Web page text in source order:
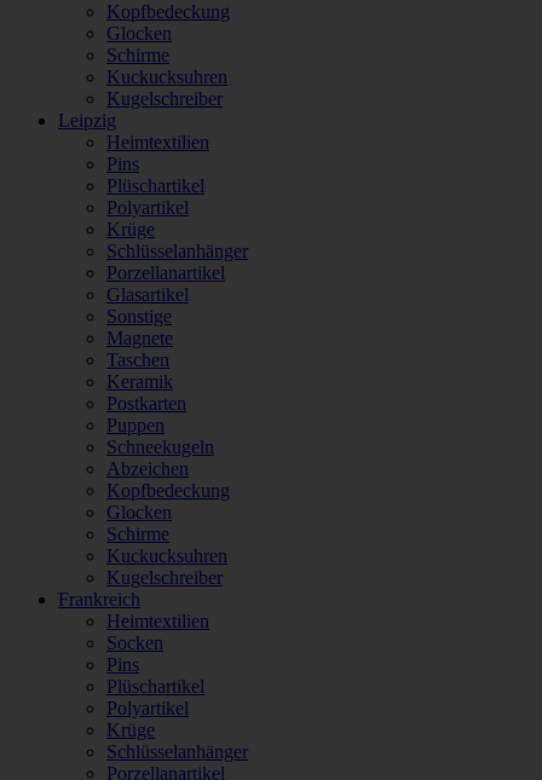
Kopfbedeckung
Glocken
Schirme
Kuckucksuhren
Kugelschreiber
Leipzig
Heimtextilien
Pins
Plüschartikel
Polyartikel
Krüge
Schlüsselanhänger
Porzellanartikel
Glasartikel
Sonstige
Magnete
Taschen
Keramik
Postkarten
Puppen
Schneekugeln
Abzeichen
Kopfbedeckung
Glocken
Schirme
Kuckucksuhren
Kugelschreiber
Frankreich
Heimtextilien
Socken
Pins
Plüschartikel
Polyartikel
Krüge
Schlüsselanhänger
Porzellanartikel